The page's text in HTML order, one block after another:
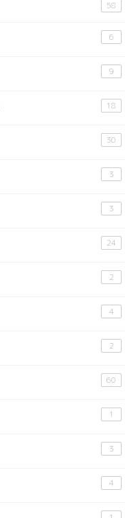
58
6
9
18
30
3
3
24
2
4
2
60
1
3
4